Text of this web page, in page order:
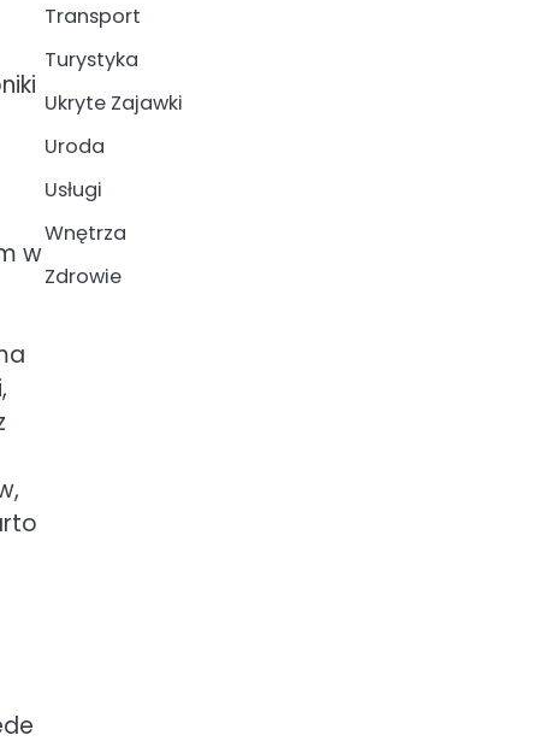
w
Transport
Turystyka
Ukryte Zajawki
Uroda
Usługi
Wnętrza
Zdrowie